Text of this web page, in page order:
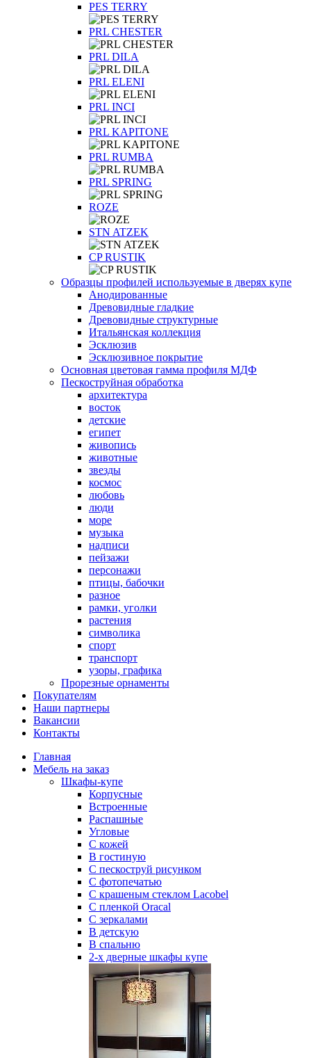
PES TERRY
PRL CHESTER
PRL DILA
PRL ELENI
PRL INCI
PRL KAPITONE
PRL RUMBA
PRL SPRING
ROZE
STN ATZEK
СP RUSTIK
Образцы профилей используемые в дверях купе
Анодированные
Древовидные гладкие
Древовидные структурные
Итальянская коллекция
Эсклюзив
Эсклюзивное покрытие
Основная цветовая гамма профиля МДФ
Пескоструйная обработка
архитектура
восток
детские
египет
живопись
животные
звезды
космос
любовь
люди
море
музыка
надписи
пейзажи
персонажи
птицы, бабочки
разное
рамки, уголки
растения
символика
спорт
транспорт
узоры, графика
Прорезные орнаменты
Покупателям
Наши партнеры
Вакансии
Контакты
Главная
Мебель на заказ
Шкафы-купе
Корпусные
Встроенные
Распашные
Угловые
С кожей
В гостиную
С пескоструй рисунком
С фотопечатью
С крашеным стеклом Lacobel
С пленкой Oracal
С зеркалами
В детскую
В спальню
2-х дверные шкафы купе